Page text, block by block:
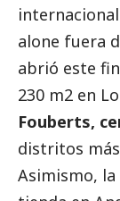
alone fuera
abrió este
230 m2 en
Fouberts,
distritos
Asimismo,